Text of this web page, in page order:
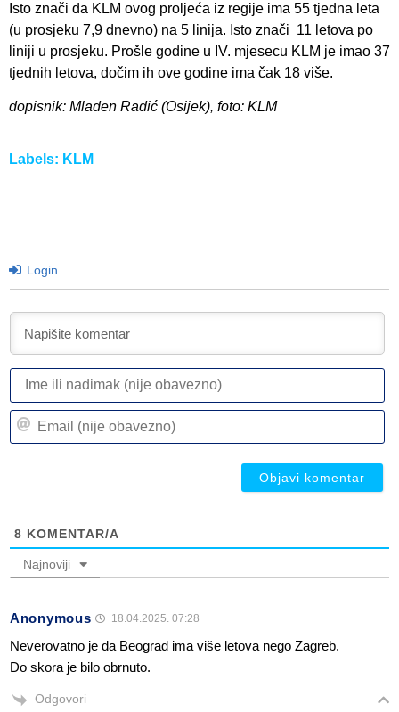
Isto znači da KLM ovog proljeća iz regije ima 55 tjedna leta
(u prosjeku 7,9 dnevno) na 5 linija. Isto znači 11 letova po
liniji u prosjeku. Prošle godine u IV. mjesecu KLM je imao 37
tjednih letova, dočim ih ove godine ima čak 18 više.
dopisnik: Mladen Radić (Osijek), foto: KLM
Labels: KLM
Login
8 KOMENTAR/A
Najnoviji
Anonymous 18.04.2025. 07:28
Neverovatno je da Beograd ima više letova nego Zagreb.
Do skora je bilo obrnuto.
Odgovori